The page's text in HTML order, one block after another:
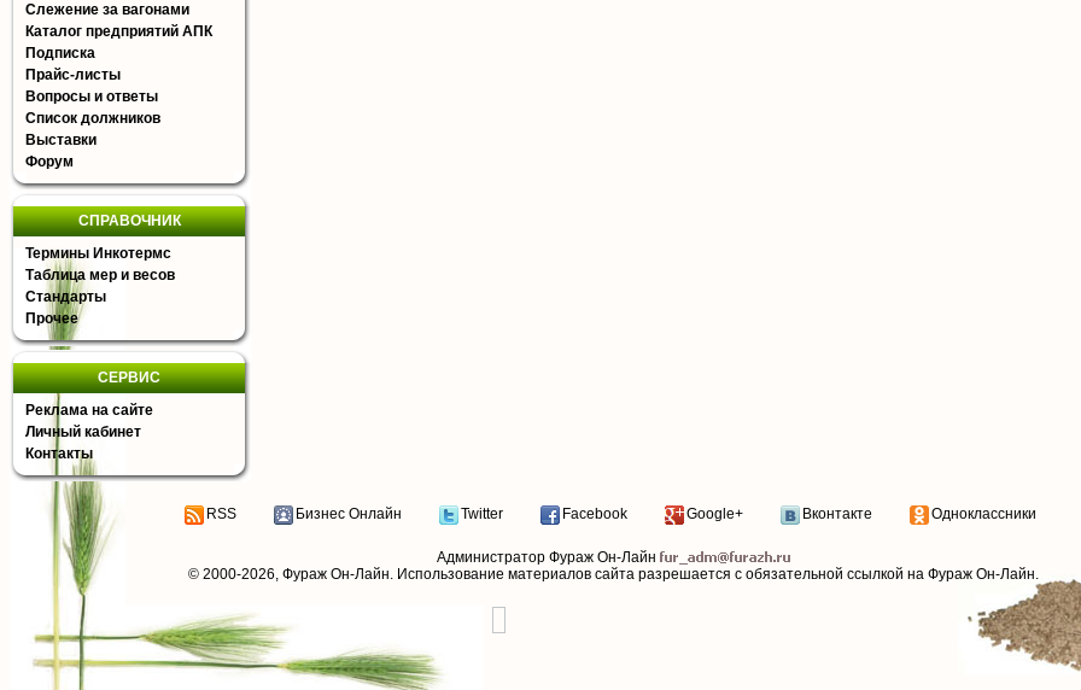
Слежение за вагонами
Каталог предприятий АПК
Подписка
Прайс-листы
Вопросы и ответы
Список должников
Выставки
Форум
СПРАВОЧНИК
Термины Инкотермс
Таблица мер и весов
Стандарты
Прочее
СЕРВИС
Реклама на сайте
Личный кабинет
Контакты
RSS Бизнес Онлайн Twitter Facebook Google+ Вконтакте Одноклассники
Администратор Фураж Он-Лайн
© 2000-2026, Фураж Он-Лайн. Использование материалов сайта разрешается с обязательной ссылкой на Фураж Он-Лайн.